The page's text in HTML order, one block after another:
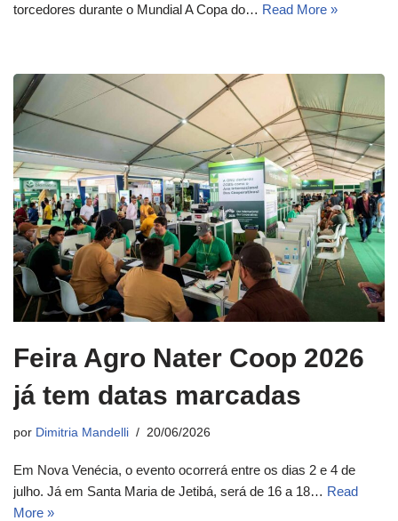
torcedores durante o Mundial A Copa do… Read More »
Feira Agro Nater Coop 2026
já tem datas marcadas
por Dimitria Mandelli 20/06/2026
Em Nova Venécia, o evento ocorrerá entre os dias 2 e 4 de
julho. Já em Santa Maria de Jetibá, será de 16 a 18… Read
More »